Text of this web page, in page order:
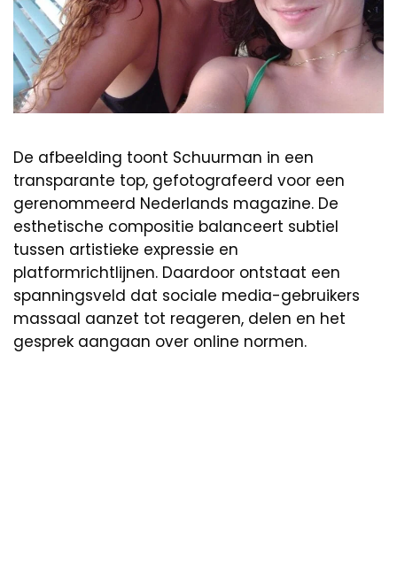
De afbeelding toont Schuurman in een
transparante top, gefotografeerd voor een
gerenommeerd Nederlands magazine. De
esthetische compositie balanceert subtiel
tussen artistieke expressie en
platformrichtlijnen. Daardoor ontstaat een
spanningsveld dat sociale media-gebruikers
massaal aanzet tot reageren, delen en het
gesprek aangaan over online normen.